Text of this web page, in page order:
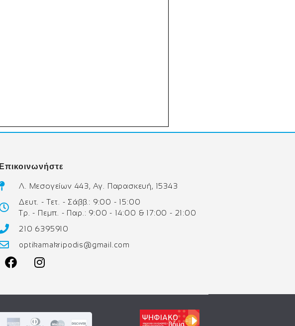
Επικοινωνήστε
Λ. Μεσογείων 443, Αγ. Παρασκευή, 15343
Δευτ. - Τετ. - Σάββ.: 9:00 - 15:00
Τρ. - Πεμπ. - Παρ.: 9:00 - 14:00 & 17:00 - 21:00
210 6395910
optikamakripodis@gmail.com